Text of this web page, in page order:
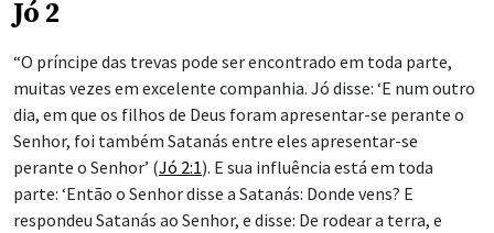
Jó 2
“O príncipe das trevas pode ser encontrado em toda parte,
muitas vezes em excelente companhia. Jó disse: ‘E num outro
dia, em que os filhos de Deus foram apresentar-se perante o
Senhor, foi também Satanás entre eles apresentar-se
perante o Senhor’ (Jó 2:1). E sua influência está em toda
parte: ‘Então o Senhor disse a Satanás: Donde vens? E
respondeu Satanás ao Senhor, e disse: De rodear a terra, e